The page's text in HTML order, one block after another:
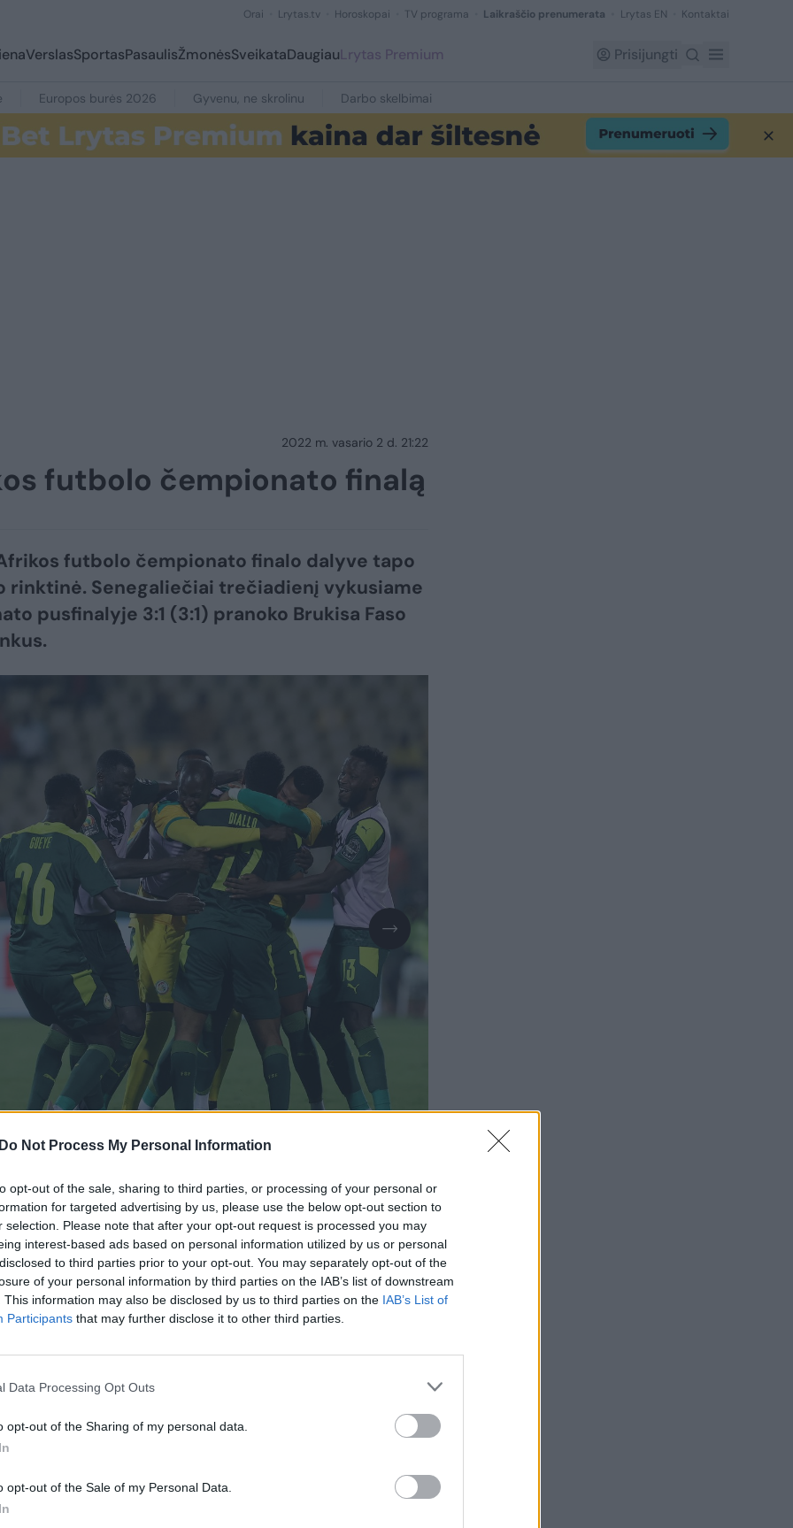
Do Not Process My Personal Information
opt-out of the sale, sharing to third parties, or processing of your personal or
for targeted advertising by us, please use the below opt-out section to
selection. Please note that after your opt-out request is processed you may
interest-based ads based on personal information utilized by us or personal
to third parties prior to your opt-out. You may separately opt-out of the
of your personal information by third parties on the IAB’s list of downstream
This information may also be disclosed by us to third parties on the IAB’s List of
Participants that may further disclose it to other third parties.
Data Processing Opt Outs
opt-out of the Sharing of my personal data.
opt-out of the Sale of my Personal Data.
Orai Lrytas.tv Horoskopai TV programa Laikraščio prenumerata Lrytas EN Kontaktai
VerslasSportasPasaulisŽmonėsSveikataDaugiauLrytas Premium Prisijungti
Europos burės 2026 Gyvenu, ne skrolinu Darbo skelbimai
2022 m. vasario 2 d. 21:22
futbolo čempionato finalą
futbolo čempionato finalo dalyve tapo
rinktinė. Senegaliečiai trečiadienį vykusiame
pusfinalyje 3:1 (3:1) pranoko Brukisa Faso
Daugiau nuotraukų (1)
antrajame kėlinyje.
Abdou Diallo, o 77-ąją min.
Idrissa Gueye.
sušvelnino Blati Toure, tačiau visą
Senegalo įvartį įmušęs Sadio Mane.